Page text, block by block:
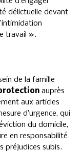
délictuelle devant
travail ».
de la famille
auprès
aux articles
d’urgence, qui
du domicile,
en responsabilité
préjudices subis.